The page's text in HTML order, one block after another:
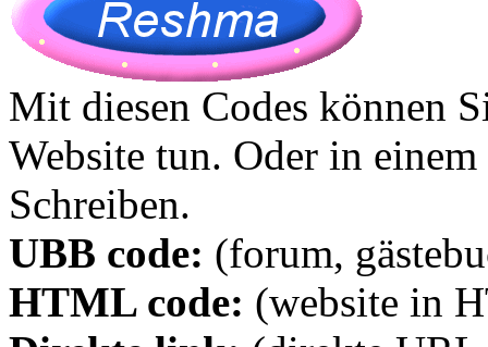
Mit diesen Codes können
Website tun. Oder in
Schreiben.
UBB code: (forum,
HTML code: (website in